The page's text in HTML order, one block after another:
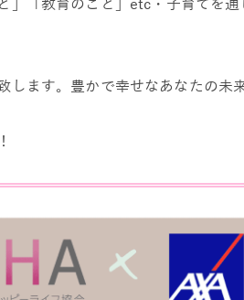
」「教育のこと」etc・子育てを
します。豊かで幸せなあなたの未